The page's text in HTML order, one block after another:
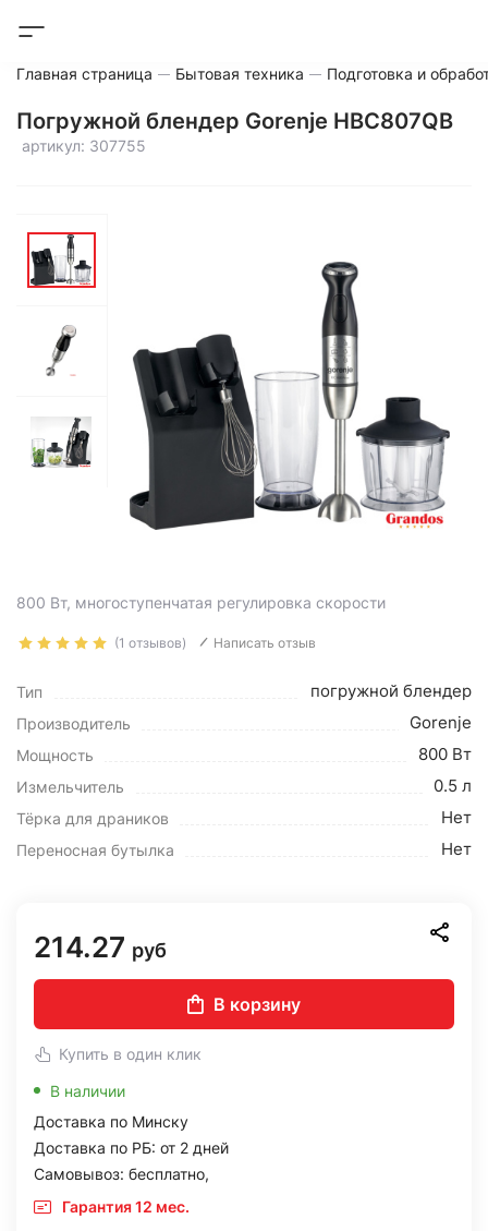
Главная страница Бытовая техника Подготовка и
Погружной блендер Gorenje HBC807QB
артикул: 307755
800 Вт, многоступенчатая регулировка скорости
(1 отзывов) Написать отзыв
Тип погружной блендер
Производитель Gorenje
Мощность 800 Вт
Измельчитель 0.5 л
Тёрка для драников Нет
Переносная бутылка Нет
214.27 руб
В корзину
Купить в один клик
В наличии
Доставка по Минску
Доставка по РБ: от 2 дней
Самовывоз: бесплатно,
Гарантия 12 мес.